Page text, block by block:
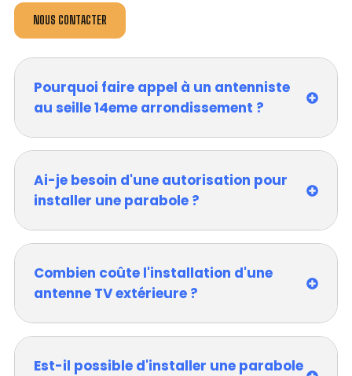
NOUS CONTACTER
Pourquoi faire appel à un antenniste
au seille 14eme arrondissement ?
Ai-je besoin d'une autorisation pour
installer une parabole ?
Combien coûte l'installation d'une
antenne TV extérieure ?
Est-il possible d'installer une parabole